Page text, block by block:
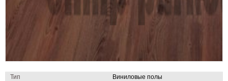
Тип
Виниловые полы